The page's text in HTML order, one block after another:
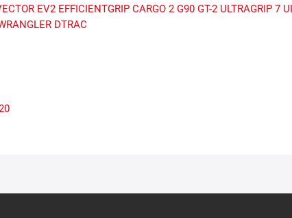
EV2 EFFICIENTGRIP CARGO 2 G90 GT-2 ULTRAGRIP 7
DTRAC